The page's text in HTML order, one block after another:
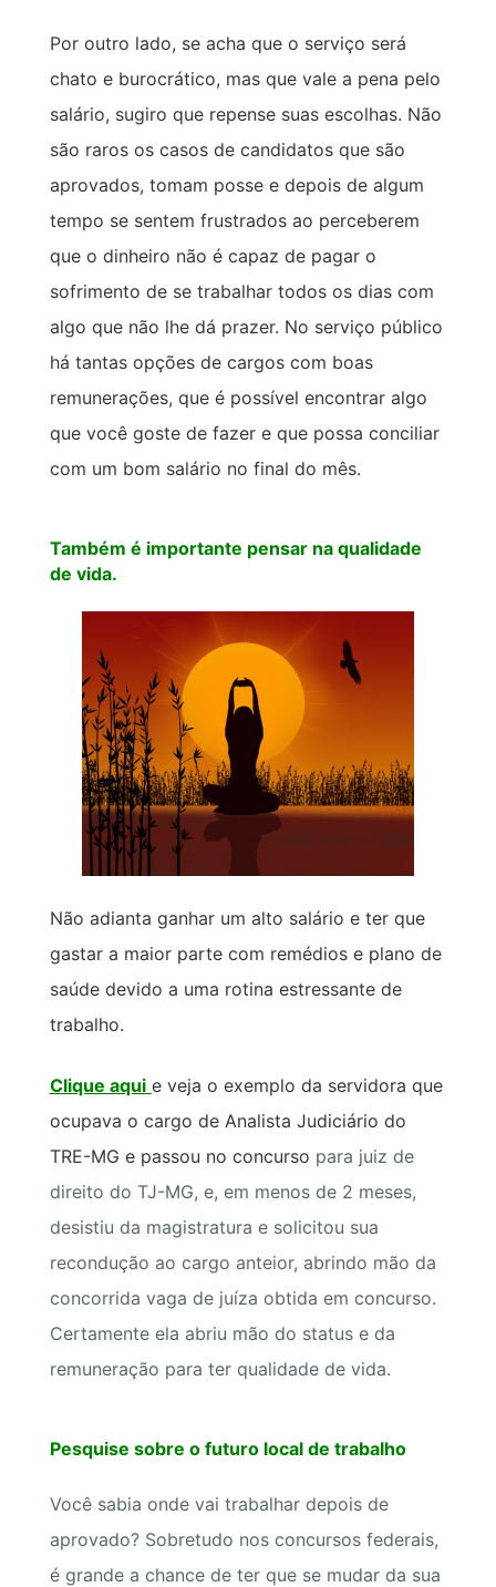
Por outro lado, se acha que o serviço será
chato e burocrático, mas que vale a pena pelo
salário, sugiro que repense suas escolhas. Não
são raros os casos de candidatos que são
aprovados, tomam posse e depois de algum
tempo se sentem frustrados ao perceberem
que o dinheiro não é capaz de pagar o
sofrimento de se trabalhar todos os dias com
algo que não lhe dá prazer. No serviço público
há tantas opções de cargos com boas
remunerações, que é possível encontrar algo
que você goste de fazer e que possa conciliar
com um bom salário no final do mês.
Também é importante pensar na qualidade
de vida.
Não adianta ganhar um alto salário e ter que
gastar a maior parte com remédios e plano de
saúde devido a uma rotina estressante de
trabalho.
Clique aqui e veja o exemplo da servidora que
ocupava o cargo de Analista Judiciário do
TRE-MG e passou no concurso para juiz de
direito do TJ-MG, e, em menos de 2 meses,
desistiu da magistratura e solicitou sua
recondução ao cargo anteior, abrindo mão da
concorrida vaga de juíza obtida em concurso.
Certamente ela abriu mão do status e da
remuneração para ter qualidade de vida.
Pesquise sobre o futuro local de trabalho
Você sabia onde vai trabalhar depois de
aprovado? Sobretudo nos concursos federais,
é grande a chance de ter que se mudar da sua